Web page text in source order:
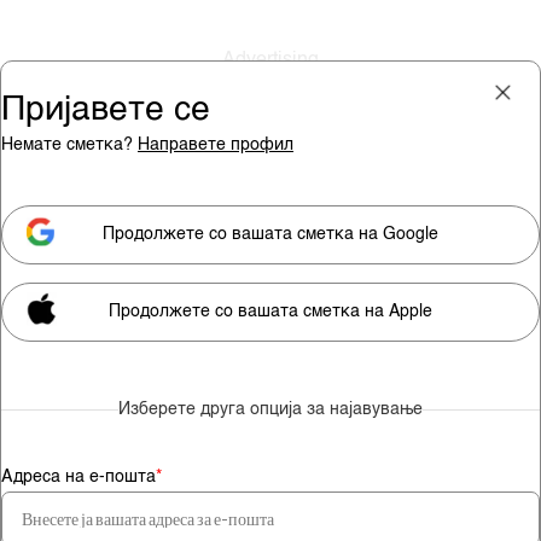
Мора да сте претплатник за
да гледате видео содржини.
Претплатете се
Пријавете се
Немате сметка? Направете профил
Продолжете со вашата сметка на Google
Продолжете со вашата сметка на Apple
Изберете друга опција за најавување
Адреса на е-пошта*